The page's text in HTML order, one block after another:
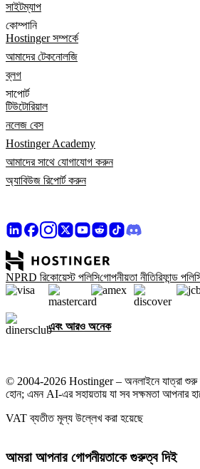
সাইটম্যাপ
কোম্পানি
Hostinger সম্পর্কে
আমাদের টেকনোলজি
ব্লগ
সাপোর্ট
টিউটোরিয়াল
নলেজ বেস
Hostinger Academy
আমাদের সাথে যোগাযোগ করুন
অ্যাবিউজ রিপোর্ট করুন
NPRD রিকোয়েস্ট পলিসিগোপনীয়তা নীতিরিফান্ড
এবং আরও অনেক
© 2004-2026 Hostinger – অনলাইনে যাত্রা শুরু
হোন; এমন AI-এর সহায়তায় যা সব সক্ষমতা আপনার
VAT ব্যতীত মূল্য উল্লেখ করা হয়েছে
আমরা আপনার গোপনীয়তাকে গুরুত্ব দিই